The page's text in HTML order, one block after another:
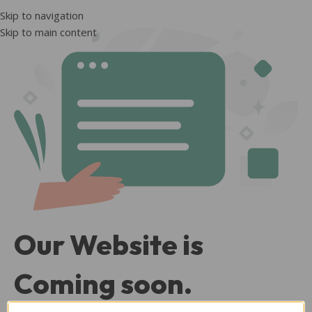
Skip to navigation
Skip to main content
Our Website is
Coming soon.